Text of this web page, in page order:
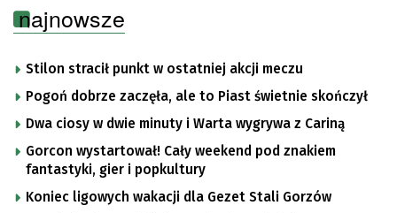
najnowsze
Stilon stracił punkt w ostatniej akcji meczu
Pogoń dobrze zaczęła, ale to Piast świetnie skończył
Dwa ciosy w dwie minuty i Warta wygrywa z Cariną
Gorcon wystartował! Cały weekend pod znakiem
fantastyki, gier i popkultury
Koniec ligowych wakacji dla Gezet Stali Gorzów